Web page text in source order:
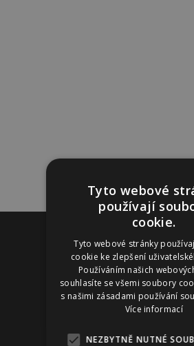
Reklama
Tyto webové
používají
cookie.
Tyto webové stránky
cookie ke zlepšení
Používáním našich
souhlasíte se všemi soubory
s našimi zásadami používání
Více informací
NEZBYTNĚ NUTNÉ